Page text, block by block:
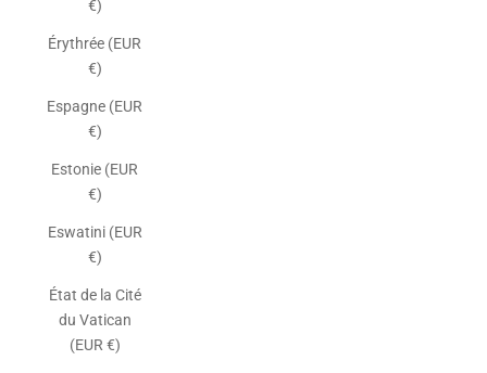
€)
Érythrée (EUR
€)
Espagne (EUR
€)
Estonie (EUR
€)
Eswatini (EUR
€)
État de la Cité
du Vatican
(EUR €)